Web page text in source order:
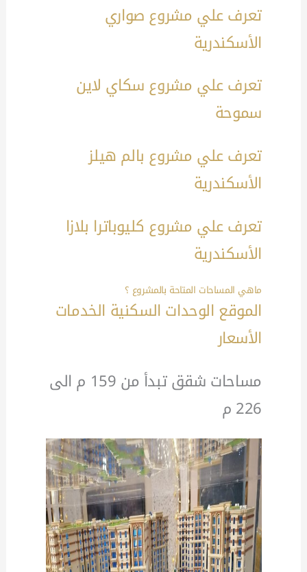
تعرف علي مشروع صواري
الأسكندرية
تعرف علي مشروع سكاي لاين
سموحة
تعرف علي مشروع بالم هيلز
الأسكندرية
تعرف علي مشروع كليوباترا بلازا
الأسكندرية
ماهي المساحات المتاحة بالمشروع ؟
الموقع الوحدات السكنية الخدمات
الأسعار
مساحات شقق تبدأ من 159 م الى
226 م